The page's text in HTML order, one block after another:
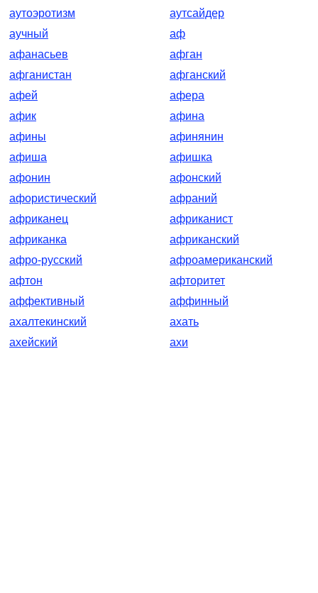
аутоэротизм
аутсайдер
аучный
аф
афанасьев
афган
афганистан
афганский
афей
афера
афик
афина
афины
афинянин
афиша
афишка
афонин
афонский
афористический
афраний
африканец
африканист
африканка
африканский
афро-русский
афроамериканский
афтон
афторитет
аффективный
аффинный
ахалтекинский
ахать
ахейский
ахи